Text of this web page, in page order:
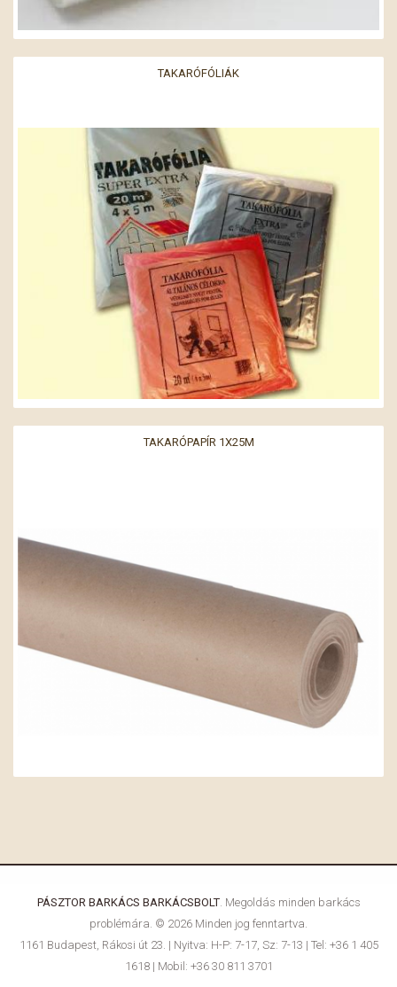
TAKARÓFÓLIÁK
TAKARÓPAPÍR 1X25M
PÁSZTOR BARKÁCS BARKÁCSBOLT. Megoldás minden barkács
problémára. © 2026 Minden jog fenntartva.
1161 Budapest, Rákosi út 23. | Nyitva: H-P: 7-17, Sz: 7-13 | Tel: +36 1 405
1618 | Mobil: +36 30 811 3701